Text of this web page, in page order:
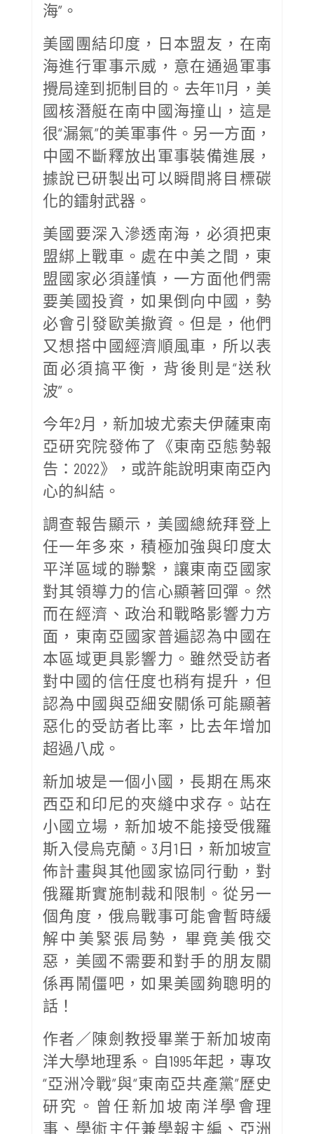
海”。
美國團結印度，日本盟友，在南
海進行軍事示威，意在通過軍事
攪局達到扼制目的。去年11月，美
國核潛艇在南中國海撞山，這是
很“漏氣”的美軍事件。另一方面，
中國不斷釋放出軍事裝備進展，
據說已研製出可以瞬間將目標碳
化的鐳射武器。
美國要深入滲透南海，必須把東
盟綁上戰車。處在中美之間，東
盟國家必須謹慎，一方面他們需
要美國投資，如果倒向中國，勢
必會引發歐美撤資。但是，他們
又想搭中國經濟順風車，所以表
面必須搞平衡，背後則是“送秋
波”。
今年2月，新加坡尤索夫伊薩東南
亞研究院發佈了《東南亞態勢報
告：2022》，或許能說明東南亞內
心的糾結。
調查報告顯示，美國總統拜登上
任一年多來，積極加強與印度太
平洋區域的聯繫，讓東南亞國家
對其領導力的信心顯著回彈。然
而在經濟、政治和戰略影響力方
面，東南亞國家普遍認為中國在
本區域更具影響力。雖然受訪者
對中國的信任度也稍有提升，但
認為中國與亞細安關係可能顯著
惡化的受訪者比率，比去年增加
超過八成。
新加坡是一個小國，長期在馬來
西亞和印尼的夾縫中求存。站在
小國立場，新加坡不能接受俄羅
斯入侵烏克蘭。3月1日，新加坡宣
佈計畫與其他國家協同行動，對
俄羅斯實施制裁和限制。從另一
個角度，俄烏戰事可能會暫時緩
解中美緊張局勢，畢竟美俄交
惡，美國不需要和對手的朋友關
係再鬧僵吧，如果美國夠聰明的
話！
作者／陳劍教授畢業于新加坡南
洋大學地理系。自1995年起，專攻
“亞洲冷戰”與“東南亞共產黨”歷史
研究。曾任新加坡南洋學會理
事、學術主任兼學報主編、亞洲